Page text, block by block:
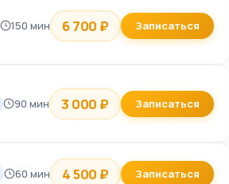
150 мин 6 700 ₽ Записаться
90 мин 3 000 ₽ Записаться
60 мин 4 500 ₽ Записаться